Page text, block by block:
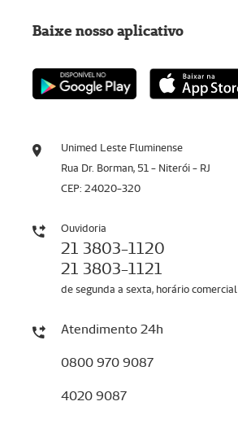
Unimed Leste Fluminense
Rua Dr. Borman, 51 - Niterói - RJ
CEP: 24020-320
Ouvidoria
21 3803-1120
21 3803-1121
de segunda a sexta, horário comercial
Atendimento 24h
0800 970 9087
4020 9087
Baixe nosso aplicativo